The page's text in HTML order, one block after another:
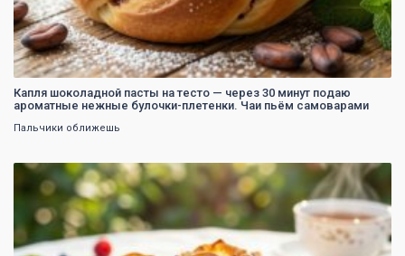
Капля шоколадной пасты на тесто — через 30 минут подаю
ароматные нежные булочки-плетенки. Чаи пьём самоварами
Пальчики оближешь
0